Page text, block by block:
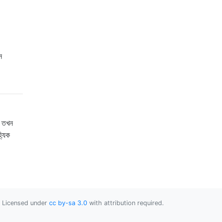
তখন
Licensed under cc by-sa 3.0 with attribution required.